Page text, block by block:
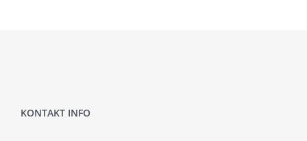
KONTAKT INFO